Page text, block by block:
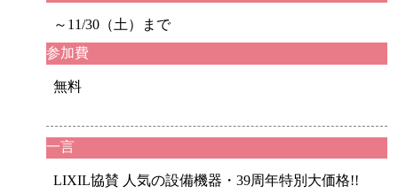
～11/30（土）まで
参加費
無料
一言
LIXIL協賛 人気の設備機器・39周年特別大価格!!